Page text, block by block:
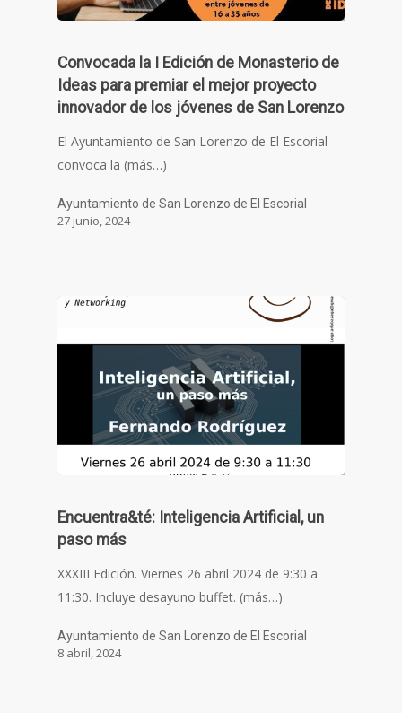
Convocada la I Edición de Monasterio de
Ideas para premiar el mejor proyecto
innovador de los jóvenes de San Lorenzo
El Ayuntamiento de San Lorenzo de El Escorial
convoca la (más…)
Ayuntamiento de San Lorenzo de El Escorial
27 junio, 2024
Encuentra&té: Inteligencia Artificial, un
paso más
XXXIII Edición. Viernes 26 abril 2024 de 9:30 a
11:30. Incluye desayuno buffet. (más…)
Ayuntamiento de San Lorenzo de El Escorial
8 abril, 2024